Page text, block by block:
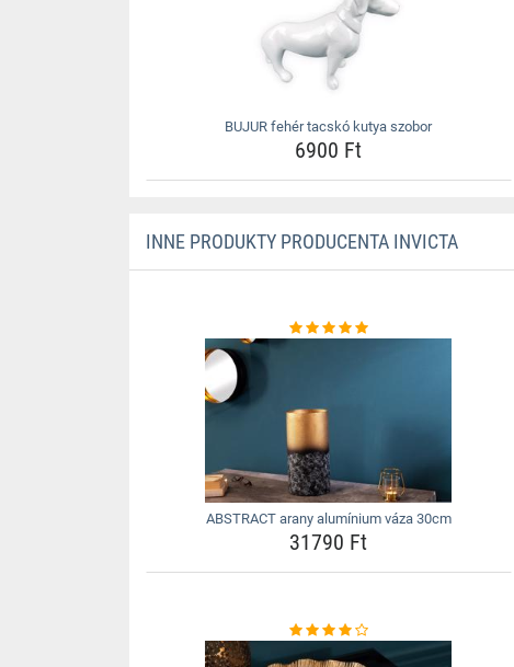
BUJUR fehér tacskó kutya szobor
6900 Ft
INNE PRODUKTY PRODUCENTA INVICTA
ABSTRACT arany alumínium váza 30cm
31790 Ft